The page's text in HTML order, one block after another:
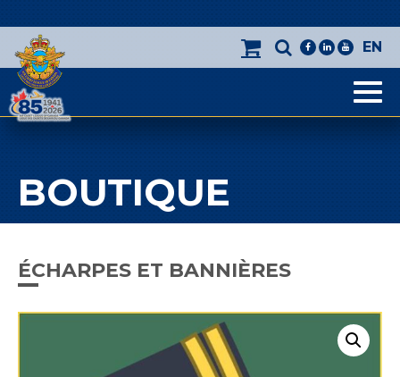
facebooklinkedin
youtube
EN
BOUTIQUE
ÉCHARPES ET BANNIÈRES